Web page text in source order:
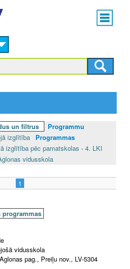
Main
menu
un filtrus
Programmu
izglītība
Programmas
izglītība pēc pamatskolas - 4. LKI
vidusskola
1
programmas
vidusskola
pag., Preiļu nov., LV-5304